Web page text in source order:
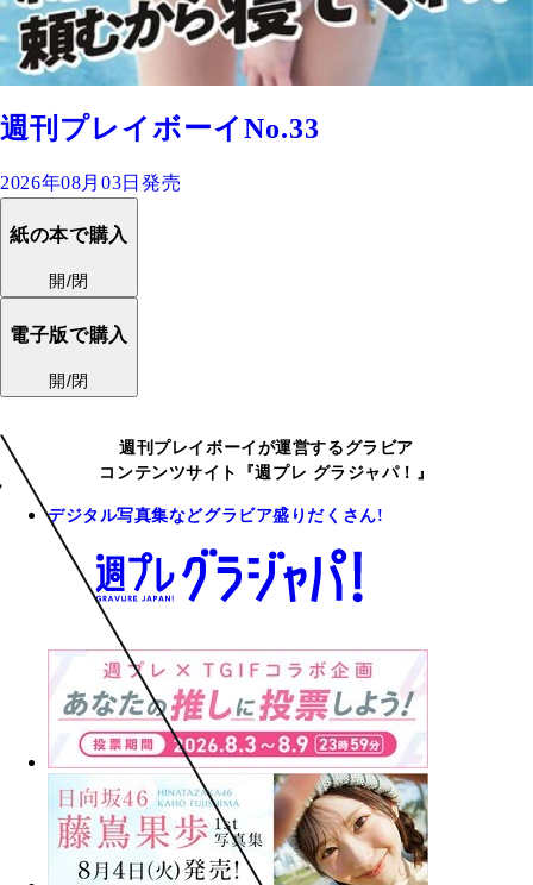
週刊プレイボーイNo.33
2026年08月03日発売
紙の本で購入
開/閉
電子版で購入
開/閉
週刊プレイボーイが運営するグラビア
コンテンツサイト『週プレ グラジャパ！』
デジタル写真集などグラビア盛りだくさん!